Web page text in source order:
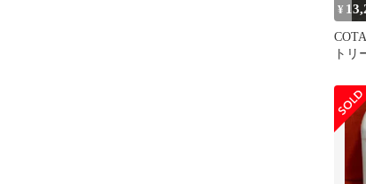
¥
トリ